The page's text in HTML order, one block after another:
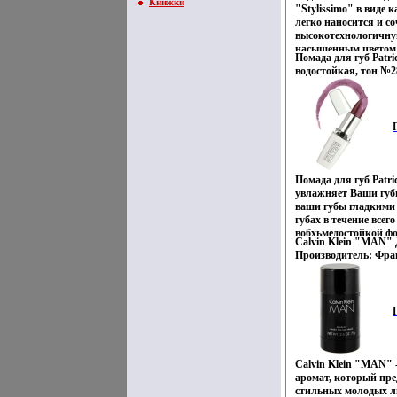
"Stylissimo" в виде
легко наносится и
насыщенным
витамина Е и
фильтров, делают
для губ
блестящие губы на
Объем: 2 мл Тон
Артикул: 335 Товар
Помада для губ
водостойкая, тон
Товар
Помада для губ
увлажняет Ваши
ваши губы
губах в течение
вобхьмедостойкой
Объем: 4 мл Тон
Артикул: 350 Товар
Calvin Klein "MAN"
Производитель:
инфо 12551u.
Calvin Klein "MAN"
аромат, который
стильных молодых